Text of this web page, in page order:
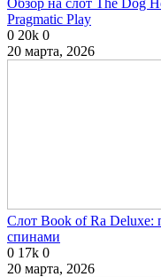
Pragmatic Play
0 20k 0
20 марта, 2026
Слот Book of Ra Deluxe:
спинами
0 17k 0
20 марта, 2026